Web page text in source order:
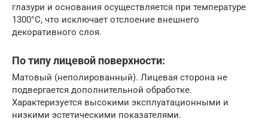
глазури и основания осуществляется при температуре
1300°С, что исключает отслоение внешнего
декоративного слоя.
По типу лицевой поверхности:
Матовый (неполированный). Лицевая сторона не
подвергается дополнительной обработке.
Характеризуется высокими эксплуатационными и
низкими эстетическими показателями.